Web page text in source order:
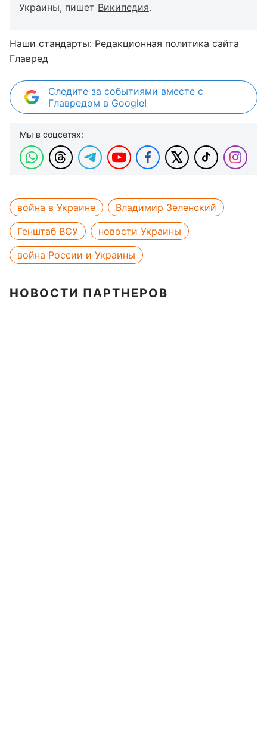
Украины, пишет Википедия.
Наши стандарты: Редакционная политика сайта
Главред
Следите за событиями вместе с
Главредом в Google!
Мы в соцсетях:
война в Украине
Владимир Зеленский
Генштаб ВСУ
новости Украины
война России и Украины
НОВОСТИ ПАРТНЕРОВ